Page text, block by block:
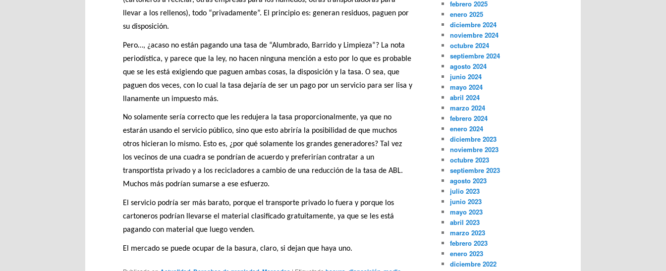
llevar a los rellenos), todo “privadamente”. El principio es: generan residuos, paguen por
su disposición.
Pero…, ¿acaso no están pagando una tasa de “Alumbrado, Barrido y Limpieza”? La nota
periodística, y parece que la ley, no hacen ninguna mención a esto por lo que es probable
que se les está exigiendo que paguen ambas cosas, la disposición y la tasa. O sea, que
paguen dos veces, con lo cual la tasa dejaría de ser un pago por un servicio para ser lisa y
llanamente un impuesto más.
No solamente sería correcto que les redujera la tasa proporcionalmente, ya que no
estarán usando el servicio público, sino que esto abriría la posibilidad de que muchos
otros hicieran lo mismo. Esto es, ¿por qué solamente los grandes generadores? Tal vez
los vecinos de una cuadra se pondrían de acuerdo y preferirían contratar a un
transportista privado y a los recicladores a cambio de una reducción de la tasa de ABL.
Muchos más podrían sumarse a ese esfuerzo.
El servicio podría ser más barato, porque el transporte privado lo fuera y porque los
cartoneros podrían llevarse el material clasificado gratuitamente, ya que se les está
pagando con material que luego venden.
El mercado se puede ocupar de la basura, claro, si dejan que haya uno.
febrero 2025
enero 2025
diciembre 2024
noviembre 2024
octubre 2024
septiembre 2024
agosto 2024
junio 2024
mayo 2024
abril 2024
marzo 2024
febrero 2024
enero 2024
diciembre 2023
noviembre 2023
octubre 2023
septiembre 2023
agosto 2023
julio 2023
junio 2023
mayo 2023
abril 2023
marzo 2023
febrero 2023
enero 2023
diciembre 2022